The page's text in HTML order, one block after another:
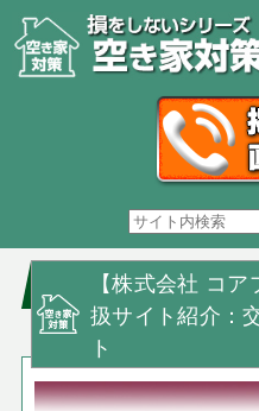
【株式会社 コ
扱サイト紹介：
ト